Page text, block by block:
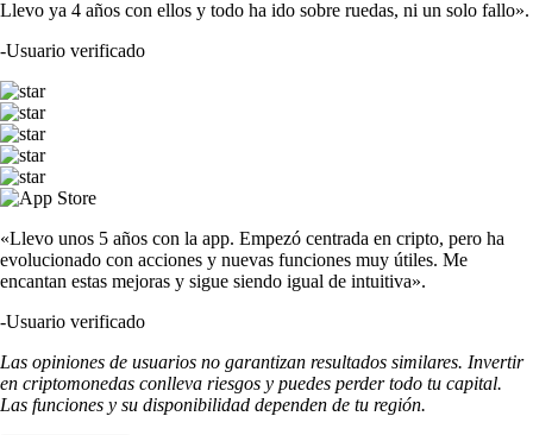
Llevo ya 4 años con ellos y todo ha ido sobre ruedas, ni un solo fallo».
-Usuario verificado
«Llevo unos 5 años con la app. Empezó centrada en cripto, pero ha
evolucionado con acciones y nuevas funciones muy útiles. Me
encantan estas mejoras y sigue siendo igual de intuitiva».
-Usuario verificado
Las opiniones de usuarios no garantizan resultados similares. Invertir
en criptomonedas conlleva riesgos y puedes perder todo tu capital.
Las funciones y su disponibilidad dependen de tu región.